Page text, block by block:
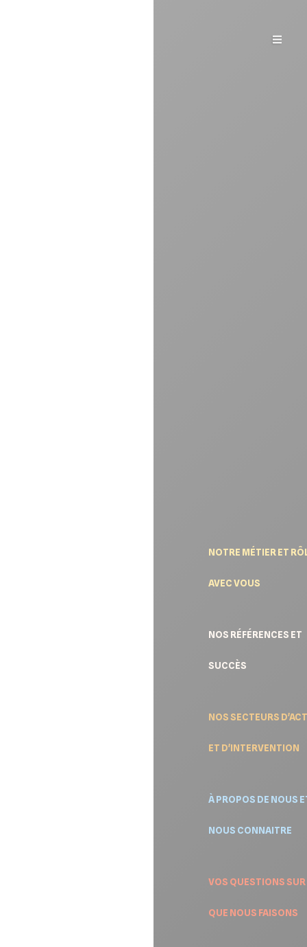
NOTRE MÉTIER ET
AVEC VOUS
NOS RÉFÉRENCES ET
SUCCÈS
NOS SECTEURS
ET D'INTERVENTION
À PROPOS DE NOUS
NOUS CONNAITRE
VOS QUESTIONS SUR
QUE NOUS FAISONS